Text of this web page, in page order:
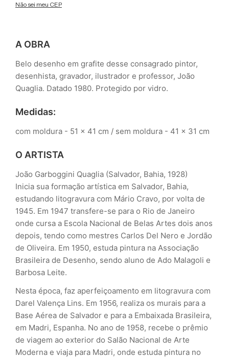
Não sei meu CEP
A OBRA
Belo desenho em grafite desse consagrado pintor,
desenhista, gravador, ilustrador e professor, João
Quaglia. Datado 1980. Protegido por vidro.
Medidas:
com moldura - 51 x 41 cm / sem moldura - 41 x 31 cm
O ARTISTA
João Garboggini Quaglia (Salvador, Bahia, 1928)
Inicia sua formação artística em Salvador, Bahia,
estudando litogravura com Mário Cravo, por volta de
1945. Em 1947 transfere-se para o Rio de Janeiro
onde cursa a Escola Nacional de Belas Artes dois anos
depois, tendo como mestres Carlos Del Nero e Jordão
de Oliveira. Em 1950, estuda pintura na Associação
Brasileira de Desenho, sendo aluno de Ado Malagoli e
Barbosa Leite.
Nesta época, faz aperfeiçoamento em litogravura com
Darel Valença Lins. Em 1956, realiza os murais para a
Base Aérea de Salvador e para a Embaixada Brasileira,
em Madri, Espanha. No ano de 1958, recebe o prêmio
de viagem ao exterior do Salão Nacional de Arte
Moderna e viaja para Madri, onde estuda pintura no